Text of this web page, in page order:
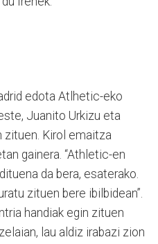
edota Atlhetic-eko
Juanito Urkizu eta
zituen. Kirol emaitza
gainera. “Athletic-en
da bera, esaterako.
zituen bere ibilbidean”.
handiak egin zituen
lau aldiz irabazi zion